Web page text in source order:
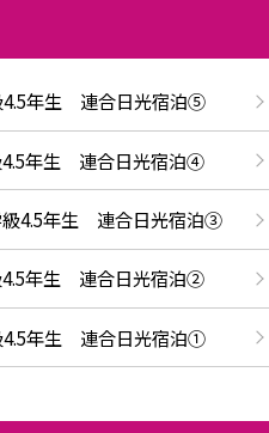
4.5年生 連合日光宿泊⑤
4.5年生 連合日光宿泊④
級4.5年生 連合日光宿泊③
4.5年生 連合日光宿泊②
4.5年生 連合日光宿泊①